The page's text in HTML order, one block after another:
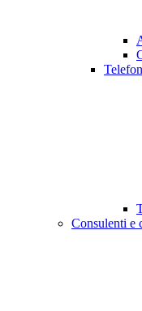
Consulenti e